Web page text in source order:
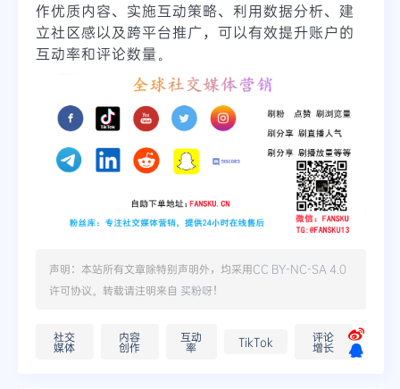
作优质内容、实施互动策略、利用数据分析、建
立社区感以及跨平台推广，可以有效提升账户的
互动率和评论数量。
声明：本站所有文章除特别声明外，均采用CC BY-NC-SA 4.0
许可协议。转载请注明来自 买粉呀！
社交
媒体
内容
创作
互动
率 TikTok 评论
增长